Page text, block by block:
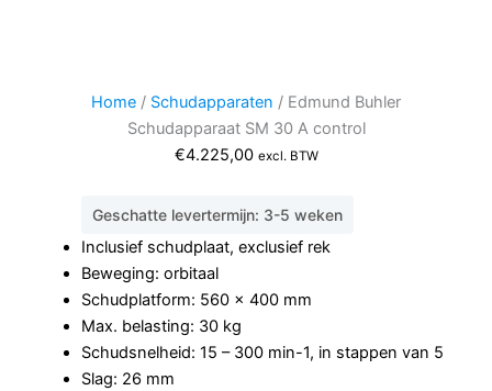
Home / Schudapparaten / Edmund Buhler
Schudapparaat SM 30 A control
€4.225,00 excl. BTW
Geschatte levertermijn: 3-5 weken
Inclusief schudplaat, exclusief rek
Beweging: orbitaal
Schudplatform: 560 x 400 mm
Max. belasting: 30 kg
Schudsnelheid: 15 – 300 min-1, in stappen van 5
Slag: 26 mm